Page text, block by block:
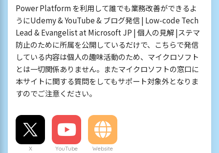
Power Platform を利用して誰でも業務改善ができるよ
うにUdemy & YouTube & ブログ発信 | Low-code Tech
Lead & Evangelist at Microsoft JP | 個人の見解 |ステマ
防止のために所属を公開しているだけで、こちらで発信
している内容は個人の趣味活動のため、マイクロソフト
とは一切関係ありません。またマイクロソフトの窓口に
本サイトに関する質問をしてもサポート対象外となりま
すのでご注意ください。
X YouTube Website